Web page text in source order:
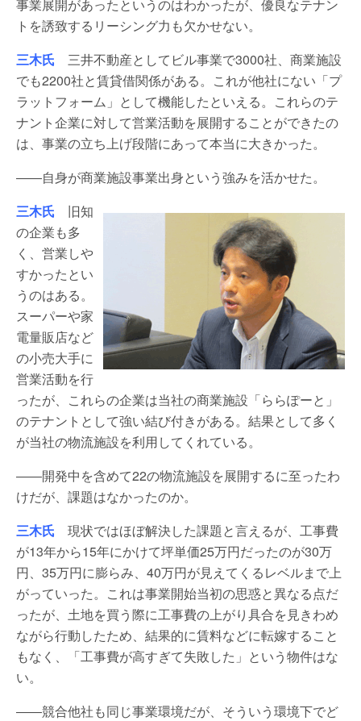
事業展開があったというのはわかったが、優良なテナン
トを誘致するリーシング力も欠かせない。
三木氏 三井不動産としてビル事業で3000社、商業施設
でも2200社と賃貸借関係がある。これが他社にない「プ
ラットフォーム」として機能したといえる。これらのテ
ナント企業に対して営業活動を展開することができたの
は、事業の立ち上げ段階にあって本当に大きかった。
――自身が商業施設事業出身という強みを活かせた。
三木氏 旧知
の企業も多
く、営業しや
すかったとい
うのはある。
スーパーや家
電量販店など
の小売大手に
営業活動を行
ったが、これらの企業は当社の商業施設「ららぽーと」
のテナントとして強い結び付きがある。結果として多く
が当社の物流施設を利用してくれている。
――開発中を含めて22の物流施設を展開するに至ったわ
けだが、課題はなかったのか。
三木氏 現状ではほぼ解決した課題と言えるが、工事費
が13年から15年にかけて坪単価25万円だったのが30万
円、35万円に膨らみ、40万円が見えてくるレベルまで上
がっていった。これは事業開始当初の思惑と異なる点だ
ったが、土地を買う際に工事費の上がり具合を見きわめ
ながら行動したため、結果的に賃料などに転嫁すること
もなく、「工事費が高すぎて失敗した」という物件はな
い。
――競合他社も同じ事業環境だが、そういう環境下でど